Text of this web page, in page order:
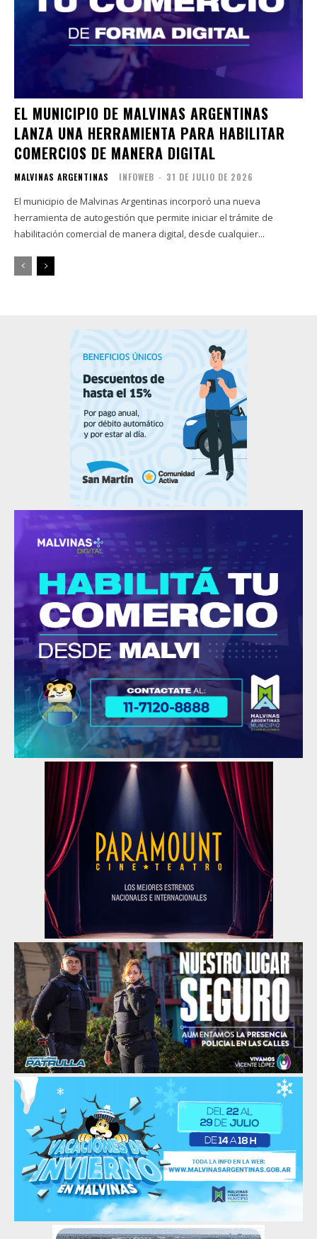
EL MUNICIPIO DE MALVINAS ARGENTINAS
LANZA UNA HERRAMIENTA PARA HABILITAR
COMERCIOS DE MANERA DIGITAL
MALVINAS ARGENTINAS INFOWEB - 31 DE JULIO DE 2026
El municipio de Malvinas Argentinas incorporó una nueva
herramienta de autogestión que permite iniciar el trámite de
habilitación comercial de manera digital, desde cualquier...